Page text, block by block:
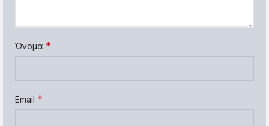
Όνομα *
Email *